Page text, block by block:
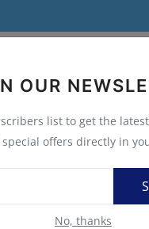
OUR
list to get the
offers directly in
No, thanks